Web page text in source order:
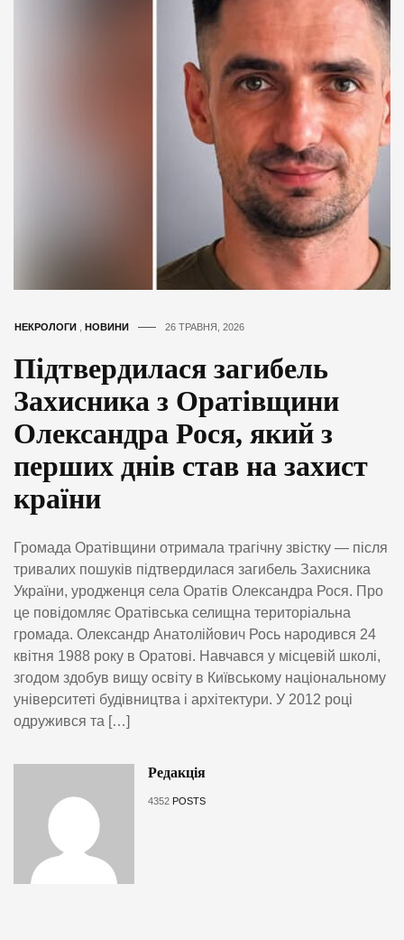
НЕКРОЛОГИ НОВИНИ 26 ТРАВНЯ, 2026
Підтвердилася загибель
Захисника з Оратівщини
Олександра Рося, який з
перших днів став на захист
країни
Громада Оратівщини отримала трагічну звістку — після
тривалих пошуків підтвердилася загибель Захисника
України, уродженця села Оратів Олександра Рося. Про
це повідомляє Оратівська селищна територіальна
громада. Олександр Анатолійович Рось народився 24
квітня 1988 року в Оратові. Навчався у місцевій школі,
згодом здобув вищу освіту в Київському національному
університеті будівництва і архітектури. У 2012 році
одружився та […]
Редакція
4352 POSTS